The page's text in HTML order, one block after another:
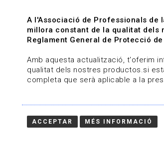
Qui som
A l'Associació de Professionals de
millora constant de la qualitat dels
Reglament General de Protecció
Amb aquesta actualització, t'oferim
qualitat dels nostres productos.si
completa que serà aplicable a la
ACCEPTAR MÉS INFORMACIÓ